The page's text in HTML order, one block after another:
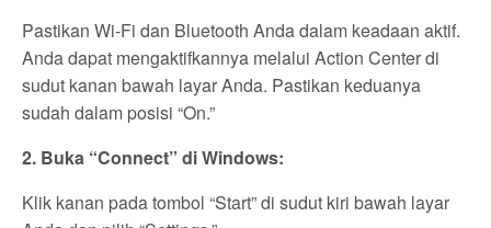
Pastikan Wi-Fi dan Bluetooth Anda dalam keadaan aktif.
Anda dapat mengaktifkannya melalui Action Center di
sudut kanan bawah layar Anda. Pastikan keduanya
sudah dalam posisi “On.”
2. Buka “Connect” di Windows:
Klik kanan pada tombol “Start” di sudut kiri bawah layar